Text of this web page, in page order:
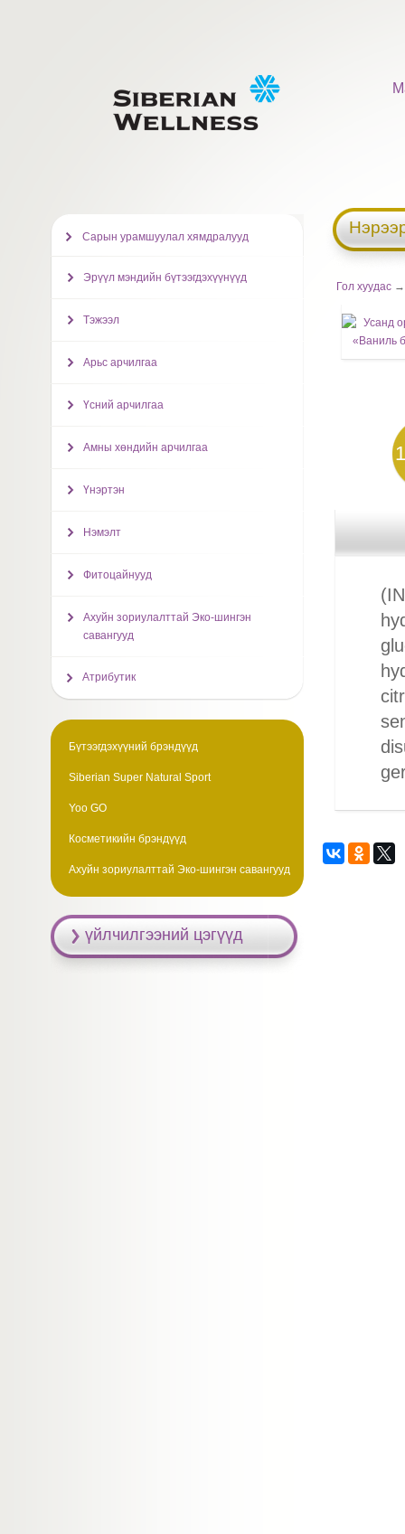
Гол хуудас →
Сарын урамшуулал хямдралууд
Эрүүл мэндийн бүтээгдэхүүнүүд
Тэжээл
Арьс арчилгаа
Үсний арчилгаа
Амны хөндийн арчилгаа
Үнэртэн
Нэмэлт
Фитоцайнууд
Ахуйн зориулалттай Эко-шингэн
савангууд
Атрибутик
Бүтээгдэхүүний брэндүүд
Siberian Super Natural Sport
Yoo GO
Косметикийн брэндүүд
Ахуйн зориулалттай Эко-шингэн савангууд
үйлчилгээний цэгүүд